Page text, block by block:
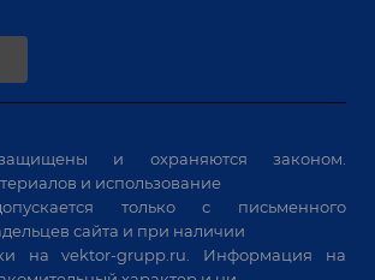
сварки
резки
заведений
и охраняются законом.
и использование
только с письменного
сайта и при наличии
наvektor-grupp.ru . Информация на